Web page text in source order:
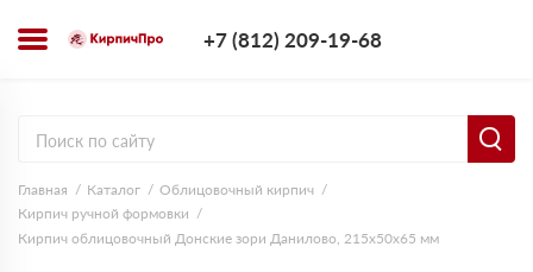
+7 (812) 209-19-68
Главная Каталог
Облицовочный кирпич
Кирпич ручной формовки
Кирпич облицовочный Донские зори Данилово, 215х50х65 мм